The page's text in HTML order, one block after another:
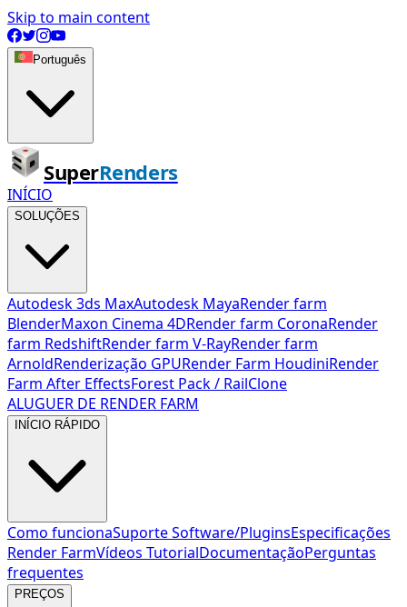
Skip to main content
Português
SuperRenders
INÍCIO
SOLUÇÕES
Autodesk 3ds MaxAutodesk MayaRender farm
BlenderMaxon Cinema 4DRender farm CoronaRender
farm RedshiftRender farm V-RayRender farm
ArnoldRenderização GPURender Farm HoudiniRender
Farm After EffectsForest Pack / RailClone
ALUGUER DE RENDER FARM
INÍCIO RÁPIDO
Como funcionaSuporte Software/PluginsEspecificações
Render FarmVídeos TutorialDocumentaçãoPerguntas
frequentes
PREÇOS